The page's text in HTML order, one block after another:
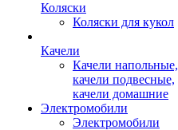
Коляски
Коляски для кукол
Качели
Качели напольные,
качели подвесные,
качели домашние
Электромобили
Электромобили